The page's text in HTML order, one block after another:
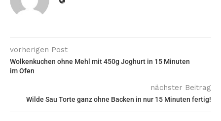
vorherigen Post
Wolkenkuchen ohne Mehl mit 450g Joghurt in 15 Minuten
im Ofen
nächster Beitrag
Wilde Sau Torte ganz ohne Backen in nur 15 Minuten fertig!